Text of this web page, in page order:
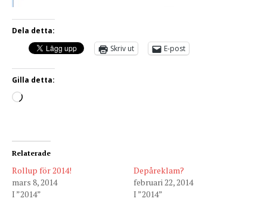
Dela detta:
Skriv ut
E-post
Gilla detta:
Relaterade
Rollup för 2014!
mars 8, 2014
I ”2014”
Depåreklam?
februari 22, 2014
I ”2014”